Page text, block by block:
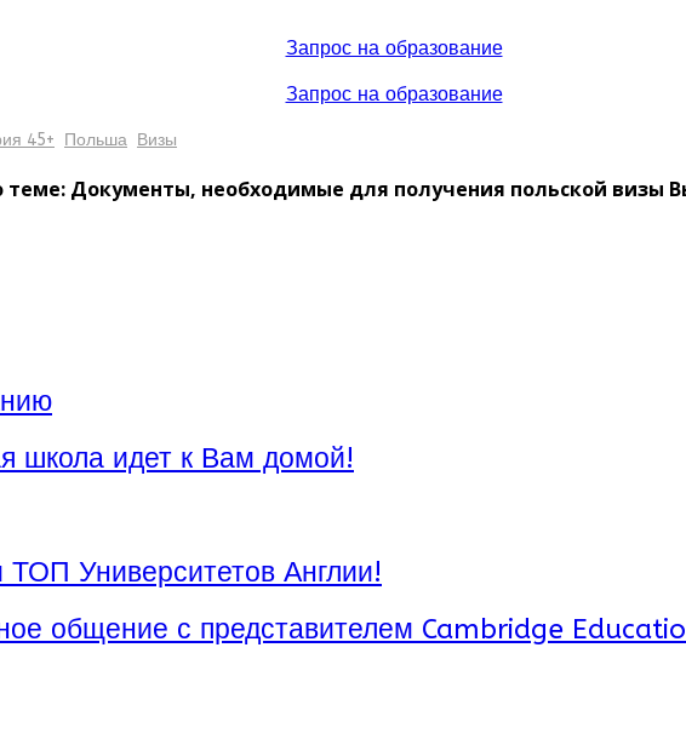
Запрос на образование
Запрос на образование
45+ Польша Визы
Документы, необходимые для получения польской визы
школа идет к Вам домой!
ТОП Университетов Англии!
общение с представителем Cambridge